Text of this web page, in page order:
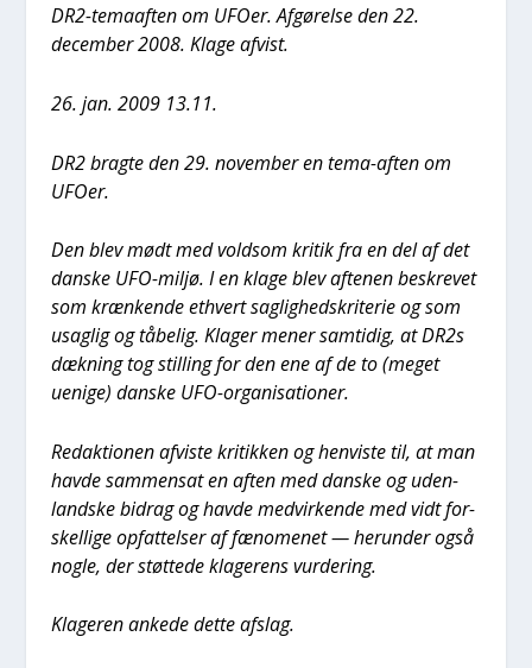
DR2-temaaf­ten om UFO­er. Afgø­rel­se den 22.
decem­ber 2008. Kla­ge afvist.
26. jan. 2009 13.11.
DR2 brag­te den 29. novem­ber en tema-aften om
UFO­er.
Den blev mødt med vold­som kri­tik fra en del af det
dan­ske UFO-mil­jø. I en kla­ge blev afte­nen beskre­vet
som kræn­ken­de ethvert sag­lig­heds­kri­te­rie og som
usag­lig og tåbe­lig. Kla­ger mener sam­ti­dig, at DR2s
dæk­ning tog stil­ling for den ene af de to (meget
ueni­ge) dan­ske UFO-orga­ni­sa­tio­ner.
Redak­tio­nen afvi­ste kri­tik­ken og hen­vi­ste til, at man
hav­de sam­men­sat en aften med dan­ske og uden­
land­ske bidrag og hav­de med­vir­ken­de med vidt for­
skel­li­ge opfat­tel­ser af fæno­me­net — her­un­der også
nog­le, der støt­te­de kla­ge­rens vur­de­ring.
Kla­ge­ren anke­de det­te afslag.